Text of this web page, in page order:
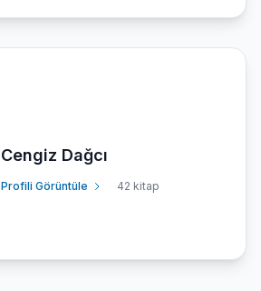
Cengiz Dağcı
Profili Görüntüle 42 kitap